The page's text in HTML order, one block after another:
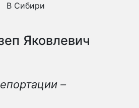
Яковлевич
–
В Сибири